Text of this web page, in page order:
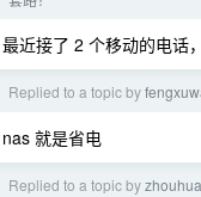
最近接了 2 个移动的电话
Replied to a topic by
nas 就是省电
Replied to a topic by